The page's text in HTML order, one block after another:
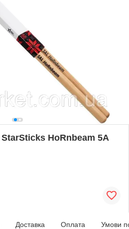
HoRnbeam 5A
Доставка Оплата Умови